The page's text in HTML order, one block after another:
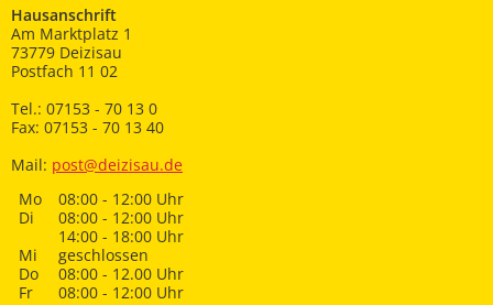
Hausanschrift
Am Marktplatz 1
73779 Deizisau
Postfach 11 02
Tel.: 07153 - 70 13 0
Fax: 07153 - 70 13 40
Mail: post@deizisau.de
Mo
08:00 - 12:00 Uhr
Di
08:00 - 12:00 Uhr
14:00 - 18:00 Uhr
Mi
geschlossen
Do
08:00 - 12.00 Uhr
Fr
08:00 - 12:00 Uhr